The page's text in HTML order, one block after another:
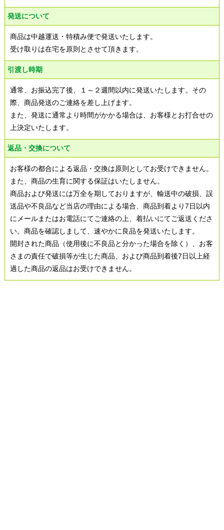
発送について
商品は中越運送・特積み便で発送いたします。
受け取りは在宅を原則とさせて頂きます。
引渡し時期
通常、お振込完了後、１～２週間以内に発送いたします。その
際、商品発送のご連絡を差し上げます。
また、発送に通常より時間がかかる場合は、お客様とお打合せの
上決定いたします。
返品・交換について
お客様の都合による返品・交換は原則としてお受けできません。
また、商品の生育に関する保証はいたしません。
商品および発送には万全を期しておりますが、輸送中の破損、誤
送品や不良品など当店の理由による場合、商品到着より7日以内
にメールまたはお電話にてご連絡の上、着払いにてご返送くださ
い。商品を確認しまして、速やかに良品を発送いたします。
開封された商品（使用後に不良品と分かった場合を除く）、お客
さまの責任で破損等が生じた商品、および商品到着後7日以上経
過した商品の返品はお受けできません。